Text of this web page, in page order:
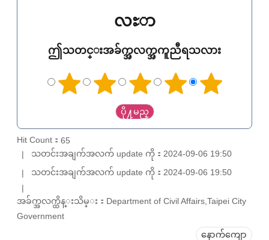
လႊာ
ဤသတင္းအခ်က္အလက္အကူညီရသလား
Hit Count： 65
သတင်းအချက်အလက် update ကို：2024-09-06 19:50
သတင်းအချက်အလက် update ကို：2024-09-06 19:50
အခ်က္အလက္ထိန္းသိမ္း：Department of Civil Affairs,Taipei City
Government
နောက်ကျော